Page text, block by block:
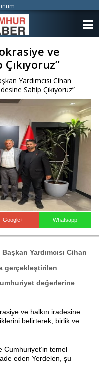
ve
Yardımcısı Cihan
Sahip Çıkıyoruz”
Google+ Whatsapp
Yardımcısı Cihan
gerçekleştirilen
değerlerine
ve halkın iradesine
belirterek, birlik ve
Cumhuriyet’in temel
eden Yerdelen, şu
KATEGORİLER
YAZARLAR
ANKETLER
FOTO GALERİ
VİDEO GALERİ
İLETİŞİM
Haberin Doğru Adresi.